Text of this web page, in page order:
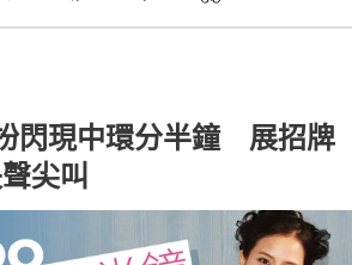
閃現中環分半鐘 展招牌
尖叫